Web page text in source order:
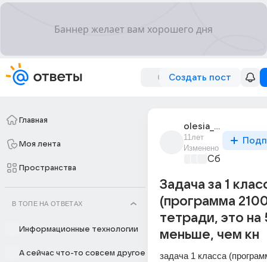
Создать пост
Главная
Моя лента
Пространства
В ТОПЕ НА ОТВЕТАХ
Информационные технологии
А сейчас что-то совсем другое
olesia_potapova_9
11лет
Изменено
Сборная
Задача за 1
(программа
тетради, это на
меньше, чем кн
задача 1 класса